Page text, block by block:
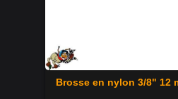
Brosse en nylon 3/8" 12